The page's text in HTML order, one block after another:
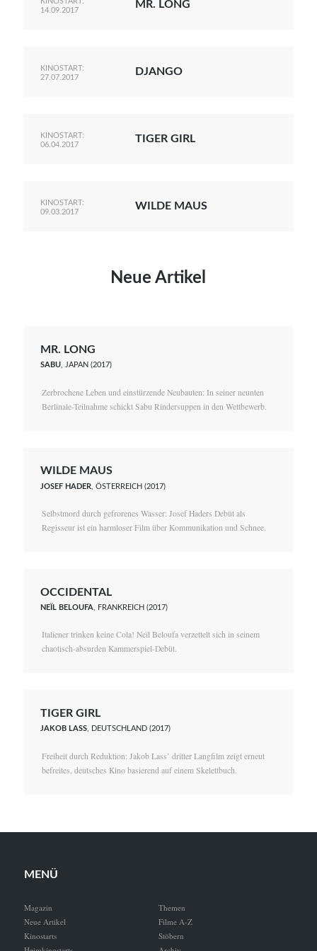
14.09.2017
MR. LONG
KINOSTART:
27.07.2017
DJANGO
KINOSTART:
06.04.2017
TIGER GIRL
KINOSTART:
09.03.2017
WILDE MAUS
Neue Artikel
MR. LONG
SABU , JAPAN (2017)
Zerbrochene Leben und einstürzende Neubauten: In seiner neunten
Berlinale-Teilnahme schickt Sabu Rindersuppen in den Wettbewerb.
WILDE MAUS
JOSEF HADER , ÖSTERREICH (2017)
Selbstmord durch gefrorenes Wasser: Josef Haders Debüt als
Regisseur ist ein harmloser Film über Kommunikation und Schnee.
OCCIDENTAL
NEÏL BELOUFA , FRANKREICH (2017)
Italiener trinken keine Cola! Neïl Beloufa verzettelt sich in seinem
chaotisch-absurden Kammerspiel-Debüt.
TIGER GIRL
JAKOB LASS, DEUTSCHLAND (2017)
Freiheit durch Reduktion: Jakob Lass’ dritter Langfilm zeigt erneut
befreites, deutsches Kino basierend auf einem Skelettbuch.
MENÜ
Magazin
Neue Artikel
Kinostarts
Themen
Filme A-Z
Stöbern